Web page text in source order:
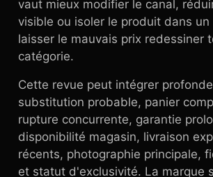
vaut mieux modifier le canal,
visible ou isoler le produit dans
laisser le mauvais prix redessiner
catégorie.
Cette revue peut intégrer
substitution probable, panier
rupture concurrente, garantie
disponibilité magasin, livraison
récents, photographie principale,
et statut d'exclusivité. La marque